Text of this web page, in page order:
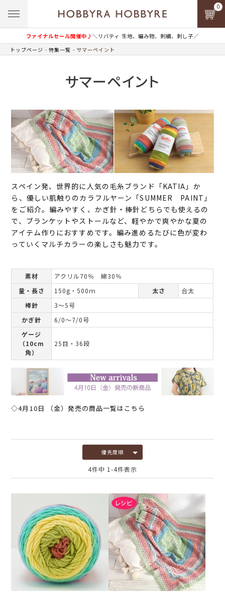
ファイナルセール開催中♪＼リバティ 生地、編み物、刺繍、刺し子／
0
トップページ 特集一覧 サマーペイント
サマーペイント
スペイン発、世界的に人気の毛糸ブランド「KATIA」か
ら、優しい肌触りのカラフルヤーン「SUMMER PAINT」
をご紹介。編みやすく、かぎ針・棒針どちらでも使えるの
で、ブランケットやストールなど、軽やかで爽やかな夏の
アイテム作りにおすすめです。編み進めるたびに色が変わ
っていくマルチカラーの楽しさも魅力です。
素材
アクリル70％ 綿30％
量・長さ
150g・500ｍ 太さ
合太
棒針
3～5号
かぎ針
6/0～7/0号
ゲージ
（10cm
角）
25目・36段
◇4月10日 （金）発売の商品一覧はこちら
優先度順
4件中 1 -4件表示